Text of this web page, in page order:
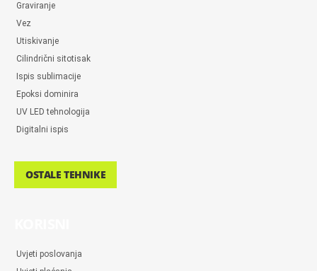
Graviranje
Vez
Utiskivanje
Cilindrični sitotisak
Ispis sublimacije
Epoksi dominira
UV LED tehnologija
Digitalni ispis
OSTALE TEHNIKE
Uvjeti poslovanja